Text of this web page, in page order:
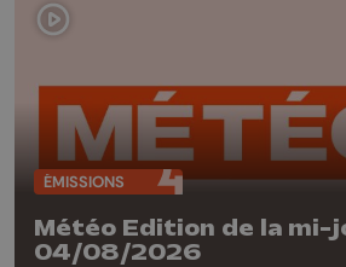
ÉMISSIONS
Météo Edition de la mi-
04/08/2026